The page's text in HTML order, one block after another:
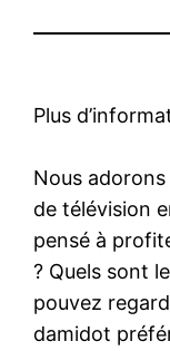
Plus
Nous
de télévision
pensé à
? Quels sont
pouvez
damidot